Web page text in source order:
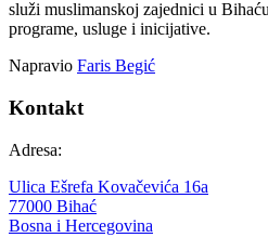
služi muslimanskoj zajednici u
programe, usluge i inicijative.
Napravio Faris Begić
Kontakt
Adresa:
Ulica Ešrefa Kovačevića 16a
77000 Bihać
Bosna i Hercegovina